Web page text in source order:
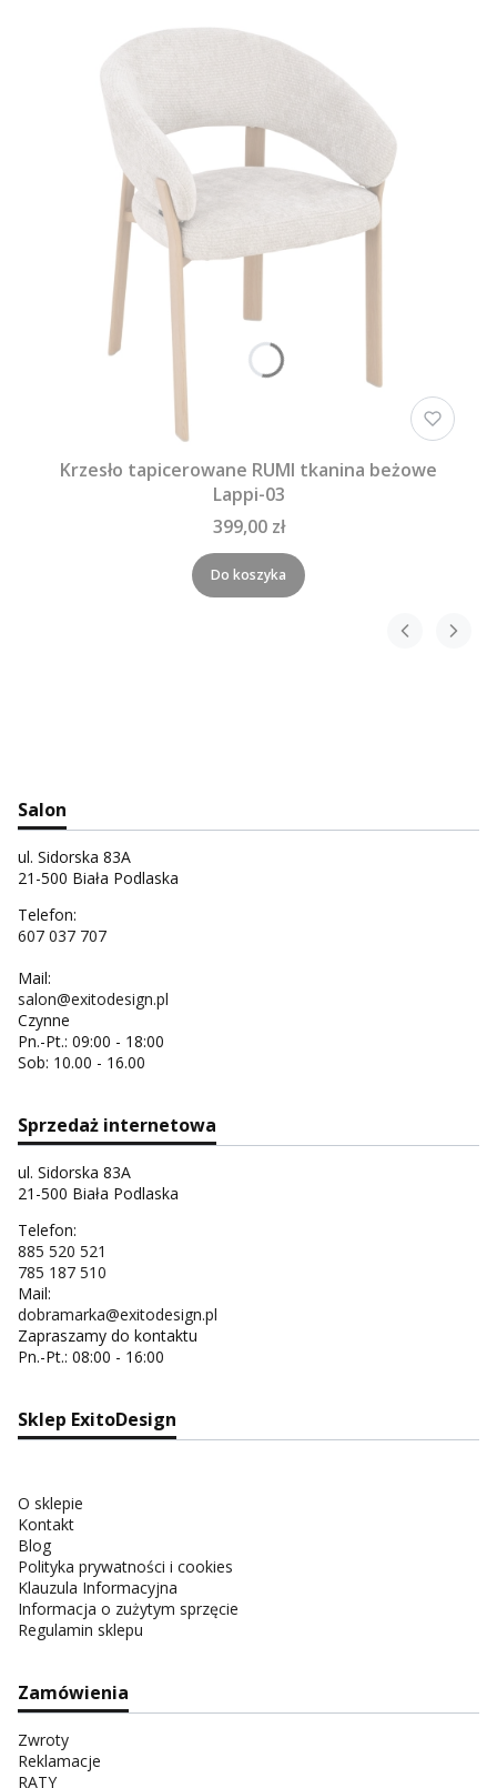
Krzesło tapicerowane RUMI tkanina beżowe
Lappi-03
399,00 zł
Do koszyka
Salon
ul. Sidorska 83A
21-500 Biała Podlaska
Telefon:
607 037 707
Mail:
salon@exitodesign.pl
Czynne
Pn.-Pt.: 09:00 - 18:00
Sob: 10.00 - 16.00
Sprzedaż internetowa
ul. Sidorska 83A
21-500 Biała Podlaska
Telefon:
885 520 521
785 187 510
Mail:
dobramarka@exitodesign.pl
Zapraszamy do kontaktu
Pn.-Pt.: 08:00 - 16:00
Sklep ExitoDesign
O sklepie
Kontakt
Blog
Polityka prywatności i cookies
Klauzula Informacyjna
Informacja o zużytym sprzęcie
Regulamin sklepu
Zamówienia
Zwroty
Reklamacje
RATY